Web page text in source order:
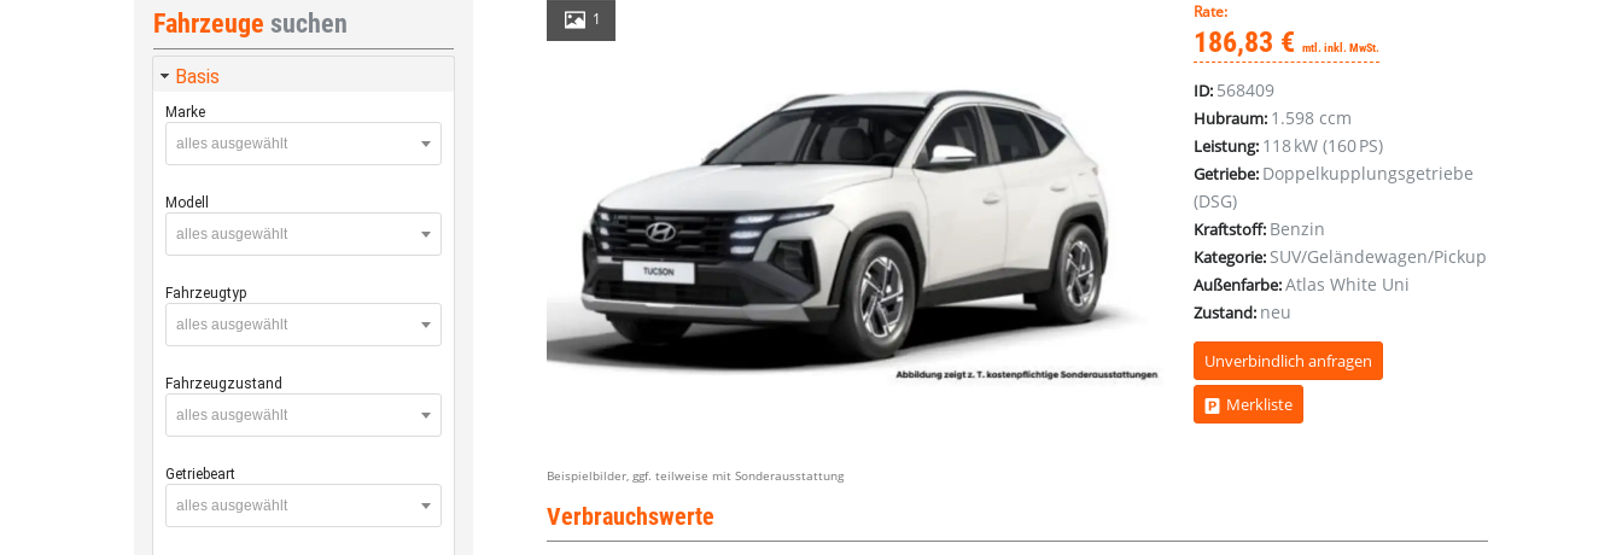
1
Beispielbilder, ggf. teilweise mit Sonderausstattung
Rate:
186,83 € mtl. inkl. MwSt.
ID: 568409
Hubraum: 1.598 ccm
Leistung: 118 kW (160 PS)
Getriebe: Doppelkupplungsgetriebe
(DSG)
Kraftstoff: Benzin
Kategorie: SUV/Geländewagen/Pickup
Außenfarbe:Atlas White Uni
Zustand: neu
Unverbindlich anfragen
Merkliste
Verbrauchswerte
Fahrzeuge suchen
Basis
Marke
alles ausgewählt
Modell
alles ausgewählt
Fahrzeugtyp
alles ausgewählt
Fahrzeugzustand
alles ausgewählt
Getriebeart
alles ausgewählt